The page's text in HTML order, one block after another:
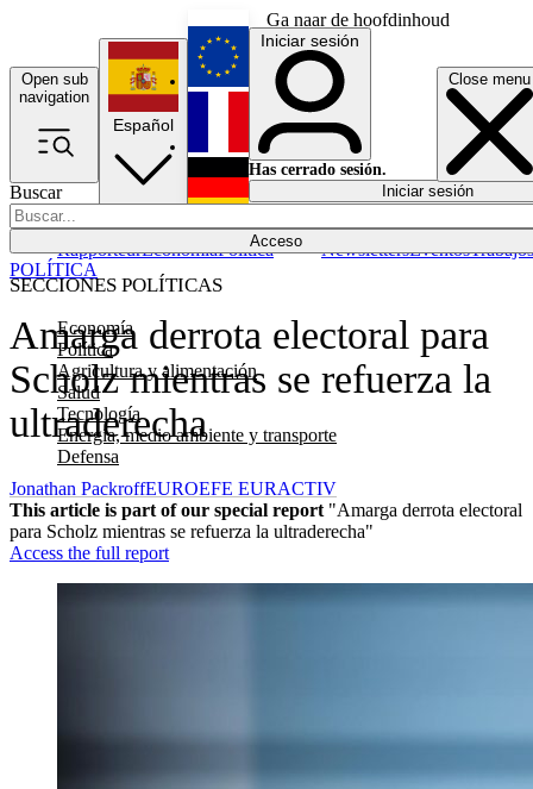
Ga naar de hoofdinhoud
Open sub
navigation
Close menu
Buscar
Acceso
SECCIONES POLÍTICAS
Economía
Política
Agricultura y alimentación
Salud
Tecnología
Energía, medio ambiente y transporte
Defensa
RapporteurEconomíaPolítica NewslettersEventosTrabajos
Español
English
Français
Iniciar sesión
Has cerrado sesión.
Iniciar sesión
Amarga derrota electoral para
Scholz mientras se refuerza la
ultraderecha
POLÍTICA
Jonathan PackroffEUROEFE EURACTIV
This article is part of our special report "Amarga derrota electoral
para Scholz mientras se refuerza la ultraderecha"
Access the full report